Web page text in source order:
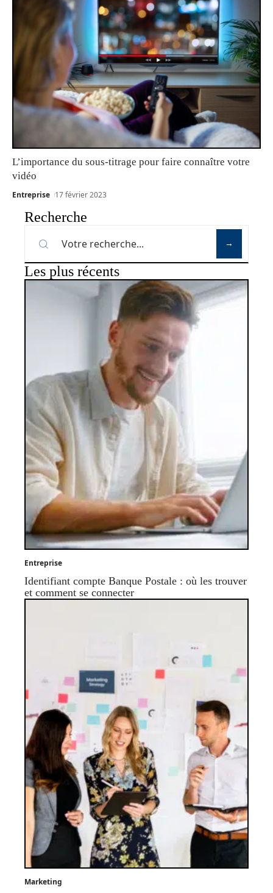
L’importance du sous-titrage pour faire connaître votre
vidéo
Entreprise 17 février 2023
Recherche
Les plus récents
Entreprise
Identifiant compte Banque Postale : où les trouver
et comment se connecter
Marketing